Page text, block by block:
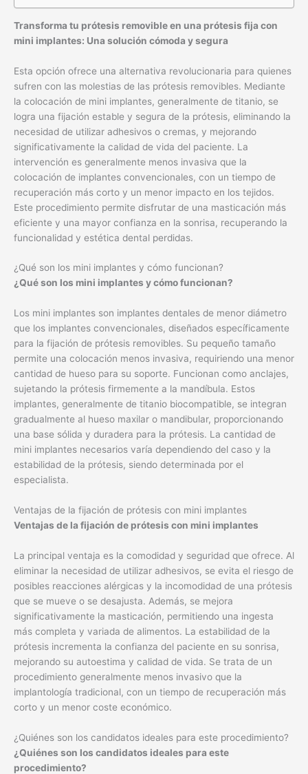
Transforma tu prótesis removible en una prótesis fija con
mini implantes: Una solución cómoda y segura
Esta opción ofrece una alternativa revolucionaria para quienes
sufren con las molestias de las prótesis removibles. Mediante
la colocación de mini implantes, generalmente de titanio, se
logra una fijación estable y segura de la prótesis, eliminando la
necesidad de utilizar adhesivos o cremas, y mejorando
significativamente la calidad de vida del paciente. La
intervención es generalmente menos invasiva que la
colocación de implantes convencionales, con un tiempo de
recuperación más corto y un menor impacto en los tejidos.
Este procedimiento permite disfrutar de una masticación más
eficiente y una mayor confianza en la sonrisa, recuperando la
funcionalidad y estética dental perdidas.
¿Qué son los mini implantes y cómo funcionan?
¿Qué son los mini implantes y cómo funcionan?
Los mini implantes son implantes dentales de menor diámetro
que los implantes convencionales, diseñados específicamente
para la fijación de prótesis removibles. Su pequeño tamaño
permite una colocación menos invasiva, requiriendo una menor
cantidad de hueso para su soporte. Funcionan como anclajes,
sujetando la prótesis firmemente a la mandíbula. Estos
implantes, generalmente de titanio biocompatible, se integran
gradualmente al hueso maxilar o mandibular, proporcionando
una base sólida y duradera para la prótesis. La cantidad de
mini implantes necesarios varía dependiendo del caso y la
estabilidad de la prótesis, siendo determinada por el
especialista.
Ventajas de la fijación de prótesis con mini implantes
Ventajas de la fijación de prótesis con mini implantes
La principal ventaja es la comodidad y seguridad que ofrece. Al
eliminar la necesidad de utilizar adhesivos, se evita el riesgo de
posibles reacciones alérgicas y la incomodidad de una prótesis
que se mueve o se desajusta. Además, se mejora
significativamente la masticación, permitiendo una ingesta
más completa y variada de alimentos. La estabilidad de la
prótesis incrementa la confianza del paciente en su sonrisa,
mejorando su autoestima y calidad de vida. Se trata de un
procedimiento generalmente menos invasivo que la
implantología tradicional, con un tiempo de recuperación más
corto y un menor coste económico.
¿Quiénes son los candidatos ideales para este procedimiento?
¿Quiénes son los candidatos ideales para este
procedimiento?